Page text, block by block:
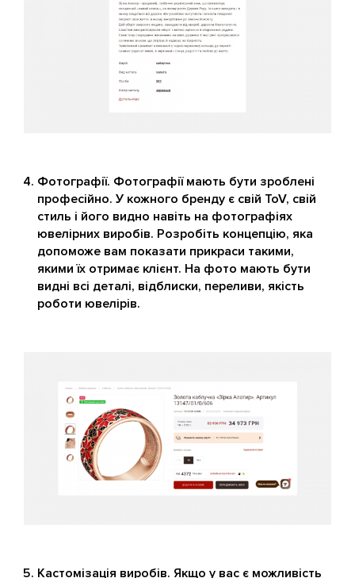
Фотографії. Фотографії мають бути зроблені
професійно. У кожного бренду є свій ToV, свій
стиль і його видно навіть на фотографіях
ювелірних виробів. Розробіть концепцію, яка
допоможе вам показати прикраси такими,
якими їх отримає клієнт. На фото мають бути
видні всі деталі, відблиски, переливи, якість
роботи ювелірів.
Кастомізація виробів. Якщо у вас є можливість